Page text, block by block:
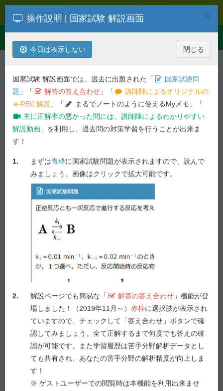
×
操作説明 | 国家試験 解説画面
今日は表示しない 閉じる
国家試験 解説画面では、過去に出題された「
国家試験問
題 」「 解答の答え合わせ 」「
講師陣によるオリジナルの
e-REC解説 」「
まるでノートのように使えるMyメモ」「
主に正解率の悪かった問には、講師陣によるわかりやすい
解説動画 」を利用し、過去問の対策学習を行うことが出来ま
す！
1. まずは青枠に国家試験問題が表示されますので、読んで
みましょう。画像はクリックで拡大可能です。
2. 解説ページでも簡易な「 解答の答え合わせ 」機能が登
場しました！（2019年11月～） 赤枠に選択肢が表示され
ていますので、チェックして「答え合わせ」ボタンで確
認してみましょう。全て正解するまで何度でも答えの確
認が可能です。また学習履歴は苦手分野解析データとし
ても共有され、あなたの苦手分野の解析精度が向上しま
す！
※ ゲストユーザーでの閲覧時は本機能を利用出来ませ
e-REC
navigation
令和04年度 第107回 薬剤師国家試
験問題
一般 理論問題 - 問 190
前の問へ
未ブックマーク 問 190 正答率 :58.0%
国家試験問題
メニエール病の病態と治療に関する記述のうち、正し
いのはどれか。２つ
１ ウイルス感染症である。
２ 反復性回転性めまいと耳鳴、難聴や耳閉感を併発
することが多い。
３ イソソルビドは、外リンパ圧低下作用によりめま
いを抑制する。
４ ペルフェナジンは、悪心・嘔吐を抑制する。
５ ベタヒスチンメシル酸塩は、外耳の血液循環を改
善することによりめまいを抑制する。
解答を選択